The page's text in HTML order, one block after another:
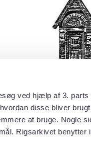
ved hjælp af 3.
disse bliver
at bruge. Nogle
Rigsarkivet benytter